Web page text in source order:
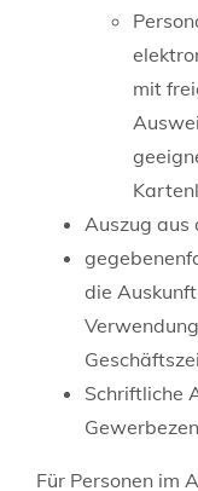
mit
Auszug aus
die
Schriftliche
Für Personen im